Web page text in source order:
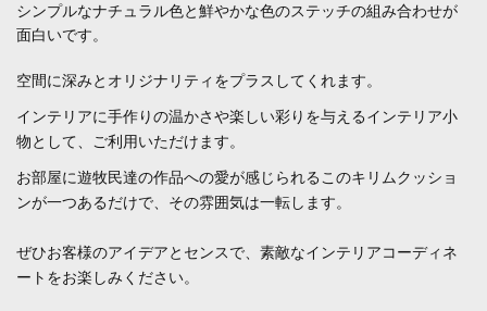
シンプルなナチュラル色と鮮やかな色のステッチの組み合わせが
面白いです。
空間に深みとオリジナリティをプラスしてくれます。
インテリアに手作りの温かさや楽しい彩りを与えるインテリア小
物として、ご利用いただけます。
お部屋に遊牧民達の作品への愛が感じられるこのキリムクッショ
ンが一つあるだけで、その雰囲気は一転します。
ぜひお客様のアイデアとセンスで、素敵なインテリアコーディネ
ートをお楽しみください。